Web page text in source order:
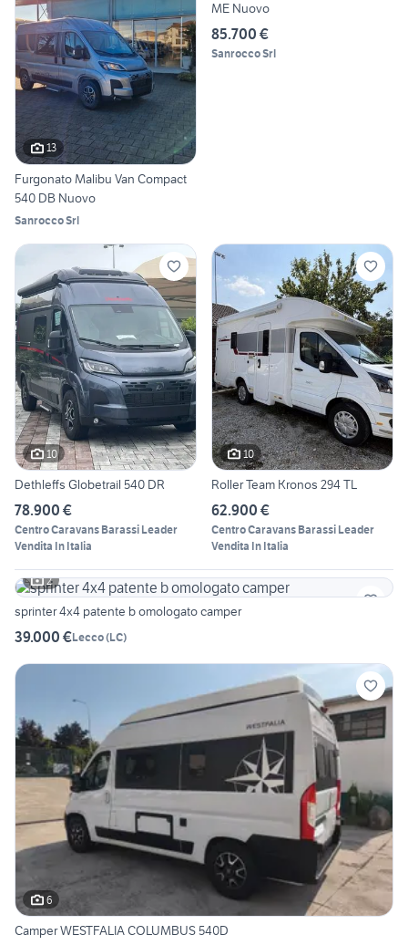
13
Furgonato Malibu Van Compact
540 DB Nuovo
Sanrocco Srl
ME Nuovo
85.700 €
Sanrocco Srl
10
Dethleffs Globetrail 540 DR
78.900 €
Centro Caravans Barassi Leader
Vendita In Italia
10
Roller Team Kronos 294 TL
62.900 €
Centro Caravans Barassi Leader
Vendita In Italia
2
sprinter 4x4 patente b omologato camper
39.000 €Lecco(LC)
6
Camper WESTFALIA COLUMBUS 540D